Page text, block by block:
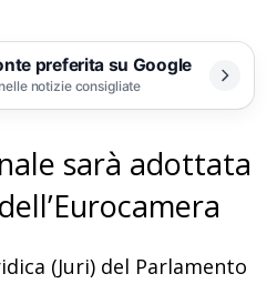
preferita su Google
notizie consigliate
sarà adottata
(Juri) del Parlamento